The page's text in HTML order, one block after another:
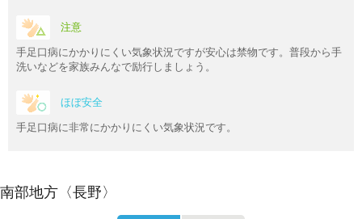
注意
手足口病にかかりにくい気象状況ですが安心は禁物です。普段から手
洗いなどを家族みんなで励行しましょう。
ほぼ安全
手足口病に非常にかかりにくい気象状況です。
南部地方〈長野〉